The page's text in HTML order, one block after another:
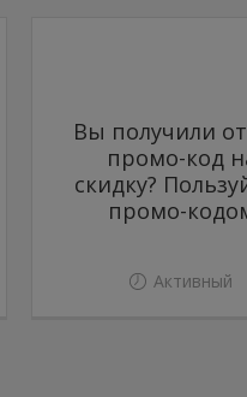
Вы получили
промо-код
скидку?
промо-
Активный